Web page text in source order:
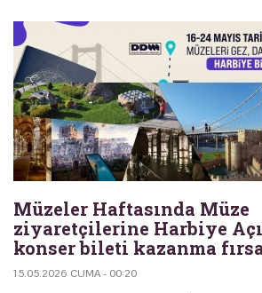
Müzeler Haftasında Müze
ziyaretçilerine Harbiye
konser bileti kazanma
15.05.2026 CUMA - 00:20